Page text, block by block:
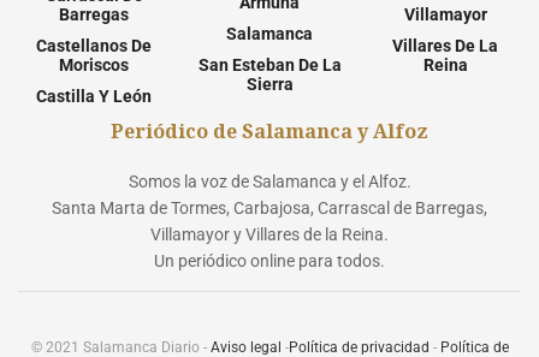
Barregas
Castellanos De
Moriscos
Castilla Y León
Salamanca
San Esteban De La
Sierra
Villamayor
Villares De La
Reina
Periódico de Salamanca y Alfoz
Somos la voz de Salamanca y el Alfoz.
Santa Marta de Tormes, Carbajosa, Carrascal de Barregas,
Villamayor y Villares de la Reina.
Un periódico online para todos.
© 2021 Salamanca Diario - Aviso legal -Política de privacidad - Política de